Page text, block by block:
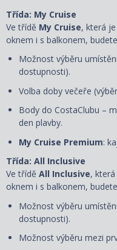
Třída: My Cruise
Ve třídě My Cruise, která
oknem i s balkonem,
Možnost výběru
dostupnosti).
Volba doby večeře
Body do CostaClubu –
den plavby.
My Cruise Premium:
Třída: All Inclusive
Ve třídě All Inclusive,
oknem i s balkonem,
Možnost výběru
dostupnosti).
Možnost výběru mezi